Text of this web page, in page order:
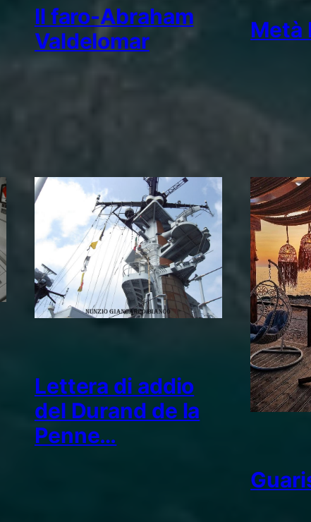
Il faro-Abraham
Valdelomar
Metà
Lettera di addio
del Durand de la
Penne…